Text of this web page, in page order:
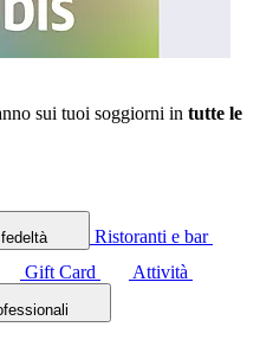
sui tuoi soggiorni in tutte le
Ristoranti e bar
Gift Card Attività